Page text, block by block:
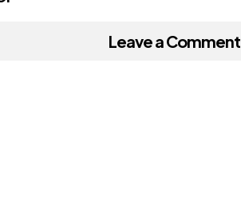
Leave a Comment